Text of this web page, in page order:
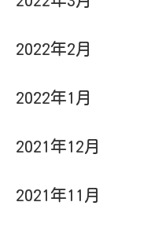
2022年2月
2022年1月
2021年12月
2021年11月